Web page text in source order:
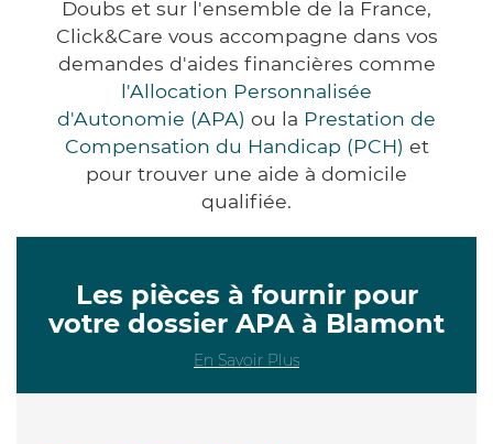
Doubs et sur l'ensemble de la France,
Click&Care vous accompagne dans vos
demandes d'aides financières comme
l'Allocation Personnalisée
d'Autonomie (APA) ou la Prestation de
Compensation du Handicap (PCH) et
pour trouver une aide à domicile
qualifiée.
Les pièces à fournir pour
votre dossier APA à Blamont
En Savoir Plus